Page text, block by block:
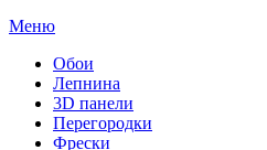
Меню
Обои
Лепнина
3D панели
Перегородки
Фрески